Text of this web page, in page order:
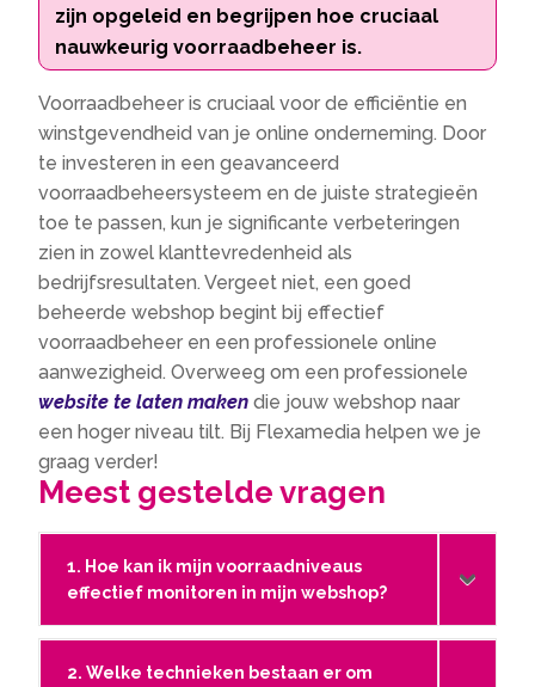
zijn opgeleid en begrijpen hoe cruciaal
nauwkeurig voorraadbeheer is.
Voorraadbeheer is cruciaal voor de efficiëntie en
winstgevendheid van je online onderneming. Door
te investeren in een geavanceerd
voorraadbeheersysteem en de juiste strategieën
toe te passen, kun je significante verbeteringen
zien in zowel klanttevredenheid als
bedrijfsresultaten. Vergeet niet, een goed
beheerde webshop begint bij effectief
voorraadbeheer en een professionele online
aanwezigheid. Overweeg om een professionele
website te laten maken die jouw webshop naar
een hoger niveau tilt. Bij Flexamedia helpen we je
graag verder!
Meest gestelde vragen
1. Hoe kan ik mijn voorraadniveaus
effectief monitoren in mijn webshop?
2. Welke technieken bestaan er om